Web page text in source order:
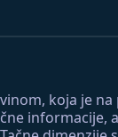
koja je
informacije,